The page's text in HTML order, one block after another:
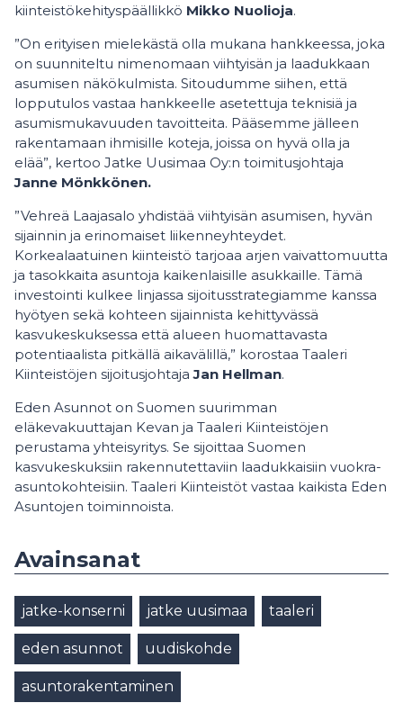
kiinteistökehityspäällikkö Mikko Nuolioja.
”On erityisen mielekästä olla mukana hankkeessa, joka
on suunniteltu nimenomaan viihtyisän ja laadukkaan
asumisen näkökulmista. Sitoudumme siihen, että
lopputulos vastaa hankkeelle asetettuja teknisiä ja
asumismukavuuden tavoitteita. Pääsemme jälleen
rakentamaan ihmisille koteja, joissa on hyvä olla ja
elää”, kertoo Jatke Uusimaa Oy:n toimitusjohtaja
Janne Mönkkönen.
”Vehreä Laajasalo yhdistää viihtyisän asumisen, hyvän
sijainnin ja erinomaiset liikenneyhteydet.
Korkealaatuinen kiinteistö tarjoaa arjen vaivattomuutta
ja tasokkaita asuntoja kaikenlaisille asukkaille. Tämä
investointi kulkee linjassa sijoitusstrategiamme kanssa
hyötyen sekä kohteen sijainnista kehittyvässä
kasvukeskuksessa että alueen huomattavasta
potentiaalista pitkällä aikavälillä,” korostaa Taaleri
Kiinteistöjen sijoitusjohtajaJan Hellman.
Eden Asunnot on Suomen suurimman
eläkevakuuttajan Kevan ja Taaleri Kiinteistöjen
perustama yhteisyritys. Se sijoittaa Suomen
kasvukeskuksiin rakennutettaviin laadukkaisiin vuokra-
asuntokohteisiin. Taaleri Kiinteistöt vastaa kaikista Eden
Asuntojen toiminnoista.
Avainsanat
jatke-konserni jatke uusimaa taaleri
eden asunnot uudiskohde
asuntorakentaminen